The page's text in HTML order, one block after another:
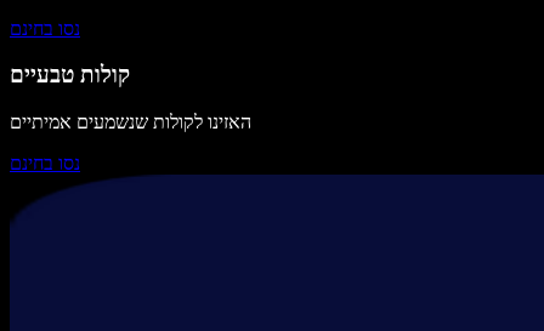
נסו בחינם
קולות טבעיים
האזינו לקולות שנשמעים אמיתיים
נסו בחינם